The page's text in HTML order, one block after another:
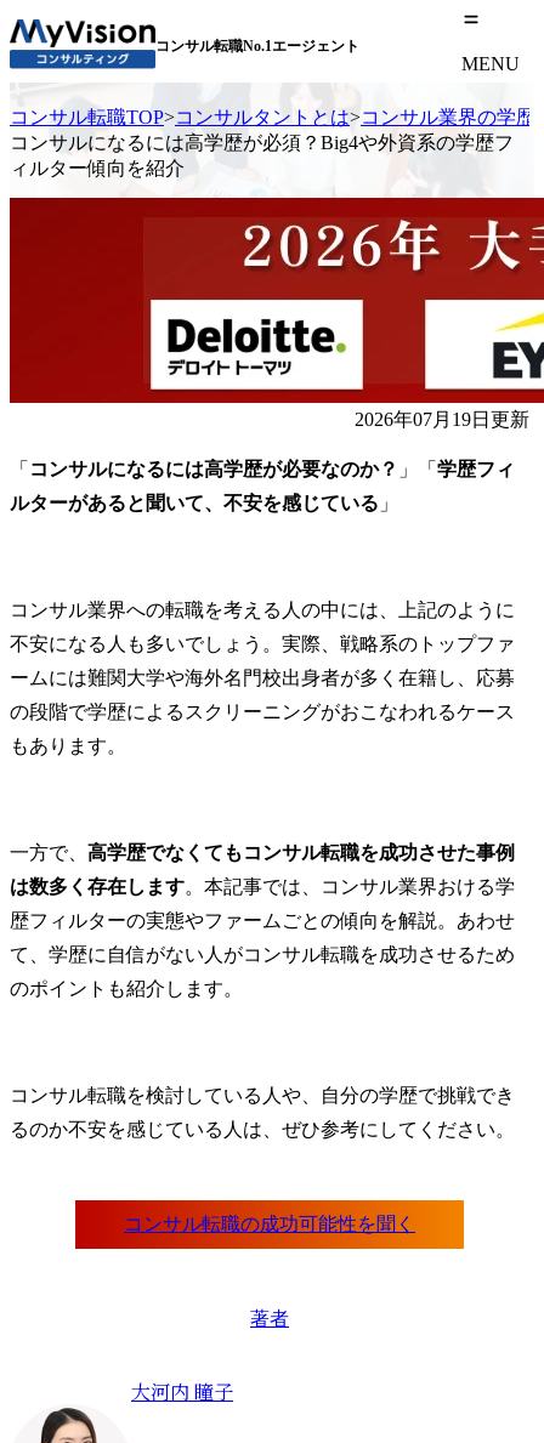
コンサル転職No.1エージェント
MENU
コンサル転職TOP>コンサルタントとは>コンサル業界の学歴
コンサルになるには高学歴が必須？Big4や外資系の学歴フ
ィルター傾向を紹介
2026年07月19日更新
「 コンサルになるには高学歴が必要なのか？ 」「 学歴フィ
ルターがあると聞いて、不安を感じている 」
コンサル業界への転職を考える人の中には、上記のように
不安になる人も多いでしょう。実際、戦略系のトップファ
ームには難関大学や海外名門校出身者が多く在籍し、応募
の段階で学歴によるスクリーニングがおこなわれるケース
もあります。
一方で、 高学歴でなくてもコンサル転職を成功させた事例
は数多く存在します。本記事では、コンサル業界おける学
歴フィルターの実態やファームごとの傾向を解説。あわせ
て、学歴に自信がない人がコンサル転職を成功させるため
のポイントも紹介します。
コンサル転職を検討している人や、自分の学歴で挑戦でき
るのか不安を感じている人は、ぜひ参考にしてください。
著者
大河内 瞳子